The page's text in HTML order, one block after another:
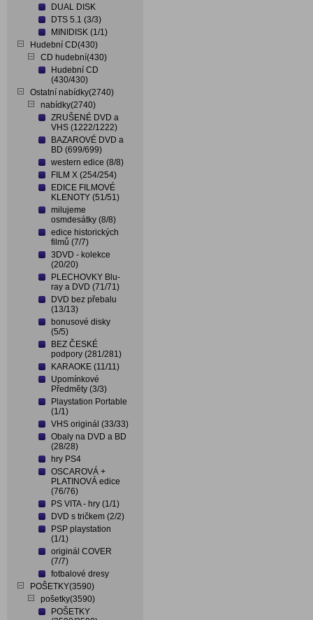
DUAL DISK
DTS 5.1 (3/3)
MINIDISK (1/1)
Hudební CD(430)
CD hudební(430)
Hudební CD
(430/430)
Ostatní nabídky(2740)
nabídky(2740)
ZRUŠENÉ DVD a
VHS (1222/1222)
BAZAROVÉ DVD a
BD (699/699)
western edice (8/8)
FILM X (254/254)
EDICE FILMOVÉ
KLENOTY (51/51)
milujeme
osmdesátky (8/8)
edice historických
filmů (7/7)
3DVD - kolekce
(20/20)
PLECHOVKY Blu-
ray a DVD (71/71)
DVD bez přebalu
(13/13)
bonusové disky
(5/5)
BEZ ČESKÉ
podpory (281/281)
KARAOKE (11/11)
Upomínkové
Předměty (3/3)
Playstation Portable
(1/1)
VHS originál (33/33)
Obaly na DVD a BD
(28/28)
hry PS4
OSCAROVÁ +
PLATINOVÁ edice
(76/76)
PS VITA - hry (1/1)
DVD s tričkem (2/2)
PSP playstation
(1/1)
originál COVER
(7/7)
fotbalové dresy
POŠETKY(3590)
pošetky(3590)
POŠETKY